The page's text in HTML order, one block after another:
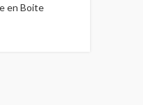
en Boite